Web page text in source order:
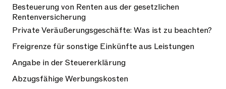
Besteuerung von Renten aus der gesetzlichen
Rentenversicherung
Private Veräußerungsgeschäfte: Was ist zu beachten?
Freigrenze für sonstige Einkünfte aus Leistungen
Angabe in der Steuererklärung
Abzugsfähige Werbungskosten